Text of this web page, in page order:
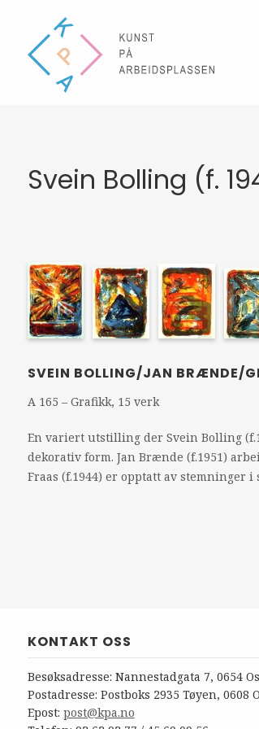
Svein Bolling (f.
SVEIN BOLLING/JAN BRÆNDE/
A 165 – Grafikk, 15 verk
En variert utstilling der Svein Bolling
dekorativ form. Jan Brænde (f.1951)
Fraas (f.1944) er opptatt av stemninger
KONTAKT OSS
Besøksadresse: Nannestadgata 7, 0654
Postadresse: Postboks 2935 Tøyen, 0608
Epost: post@kpa.no